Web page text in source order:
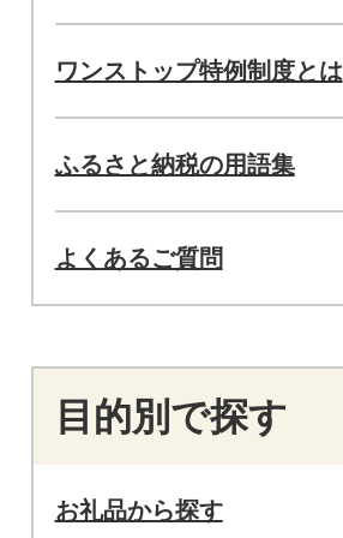
ワンストップ特例制度とは
ふるさと納税の用語集
よくあるご質問
目的別で探す
お礼品から探す